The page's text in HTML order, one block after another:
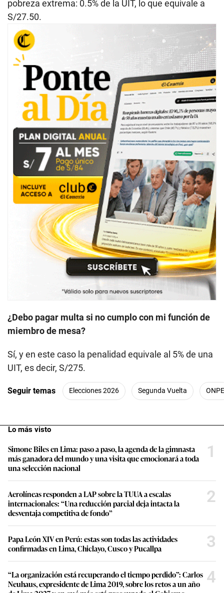
pobreza extrema: 0.5% de la UIT, lo que equivale a
S/27.50.
¿Debo pagar multa si no cumplo con mi función de
miembro de mesa?
Sí, y en este caso la penalidad equivale al 5% de una
UIT, es decir, S/275.
Seguir temas Elecciones 2026 Segunda Vuelta ONPE
Lo más visto
Simone Biles en Lima: paso a paso, la agenda de la gimnasta
más ganadora del mundo y una visita que emocionará a toda
una selección nacional
1
Aerolíneas responden a LAP sobre la TUUA a escalas
internacionales: “Una reducción parcial deja intacta la
desventaja competitiva de fondo”
2
Papa León XIV en Perú: estas son todas las actividades
confirmadas en Lima, Chiclayo, Cusco y Pucallpa
3
“La organización está recuperando el tiempo perdido”: Carlos
Neuhaus, expresidente de Lima 2019, sobre los retos a un año
4